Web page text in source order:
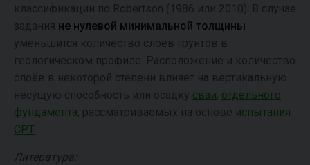
классификации по Robertson (1986 или 2010). В случае
задания не нулевой минимальной толщины
уменьшится количество слоев грунтов в
геологическом профиле. Расположение и количество
слоёв в некоторой степени влияет на вертикальную
несущую способность или осадку сваи, отдельного
фундамента, рассматриваемых на основе испытания
СРТ
Литература: